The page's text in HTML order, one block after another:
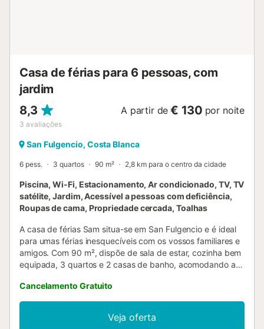
Casa de férias para 6 pessoas, com
jardim
8,3
3 avaliações
A partir de € 130 por noite
San Fulgencio, Costa Blanca
6 pess. 3 quartos 90 m² 2,8 km para o centro da cidade
Piscina, Wi-Fi, Estacionamento, Ar condicionado, TV, TV
satélite, Jardim, Acessível a pessoas com deficiência,
Roupas de cama, Propriedade cercada, Toalhas
A casa de férias Sam situa-se em San Fulgencio e é ideal
para umas férias inesquecíveis com os vossos familiares e
amigos. Com 90 m², dispõe de sala de estar, cozinha bem
equipada, 3 quartos e 2 casas de banho, acomodando até
máquina de lavar roupa. No exterior, usufruem de piscina
privada ao ar livre (aberta de 1 de junho a 30 de
novembro), jardim e terraço descoberto. Têm ainda
acesso a uma área exterior partilhada com terraço
Cancelamento Gratuito
Veja oferta